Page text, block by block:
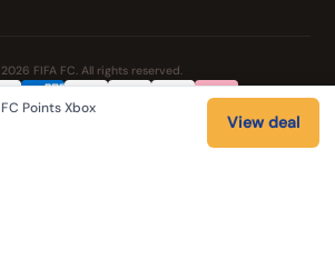
FIFA FC. All rights reserved.
PrivacyTerms Cookies
Points Xbox
View deal